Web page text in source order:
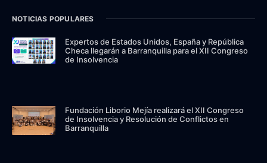
NOTICIAS POPULARES
Expertos de Estados Unidos, España y República
Checa llegarán a Barranquilla para el XII Congreso
de Insolvencia
Fundación Liborio Mejía realizará el XII Congreso
de Insolvencia y Resolución de Conflictos en
Barranquilla